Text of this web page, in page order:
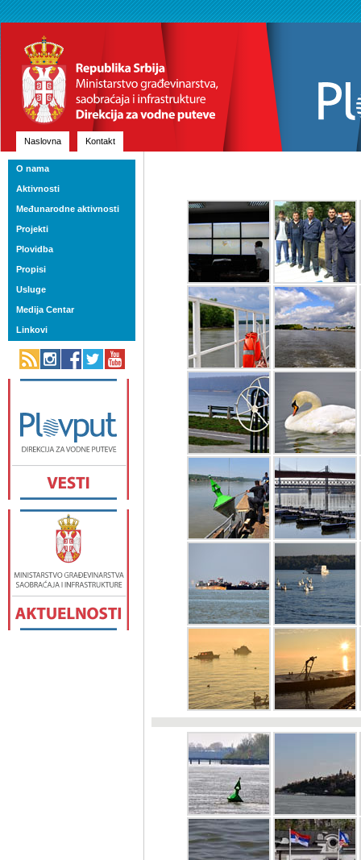
Naslovna Kontakt
O nama
Aktivnosti
Međunarodne aktivnosti
Projekti
Plovidba
Propisi
Usluge
Medija Centar
Linkovi